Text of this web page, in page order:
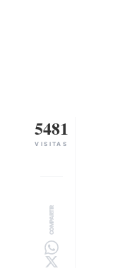
5481
VISITAS
COMPARTIR